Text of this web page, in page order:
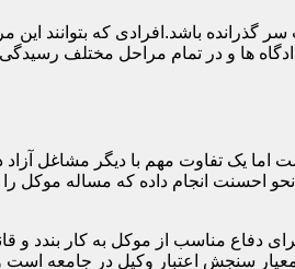
باشد.افرادی که بتوانند
ها و در تمام مراحل مختلف
یک تفاوت مهم با دیگر مشاغل آزاد
احسنت انجام داده که مساله موکل
مناسب از موکل به کار بندد و
معیار سنجش اعتبار وکیل در جامعه